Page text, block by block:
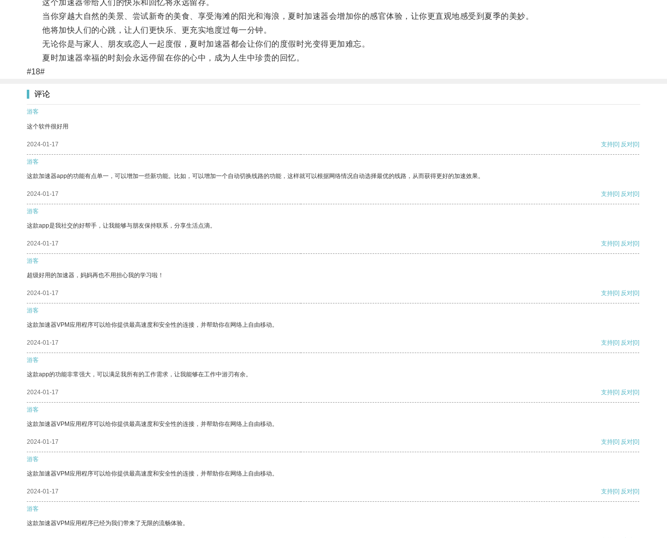
这个加速器带给人们的快乐和回忆将永远留存。
当你穿越大自然的美景、尝试新奇的美食、享受海滩的阳光和海浪，夏时加速器会增加你的感官体验，让你更直观地感受到夏季的美妙。
他将加快人们的心跳，让人们更快乐、更充实地度过每一分钟。
无论你是与家人、朋友或恋人一起度假，夏时加速器都会让你们的度假时光变得更加难忘。
夏时加速器幸福的时刻会永远停留在你的心中，成为人生中珍贵的回忆。
#18#
评论
游客
这个软件很好用
2024-01-17 支持[0] 反对[0]
游客
这款加速器app的功能有点单一，可以增加一些新功能。比如，可以增加一个自动切换线路的功能，这样就可以根据网络情况自动选择最优的线路，从而获得更好的加速效果。
2024-01-17 支持[0] 反对[0]
游客
这款app是我社交的好帮手，让我能够与朋友保持联系，分享生活点滴。
2024-01-17 支持[0] 反对[0]
游客
超级好用的加速器，妈妈再也不用担心我的学习啦！
2024-01-17 支持[0] 反对[0]
游客
这款加速器VPM应用程序可以给你提供最高速度和安全性的连接，并帮助你在网络上自由移动。
2024-01-17 支持[0] 反对[0]
游客
这款app的功能非常强大，可以满足我所有的工作需求，让我能够在工作中游刃有余。
2024-01-17 支持[0] 反对[0]
游客
这款加速器VPM应用程序可以给你提供最高速度和安全性的连接，并帮助你在网络上自由移动。
2024-01-17 支持[0] 反对[0]
游客
这款加速器VPM应用程序可以给你提供最高速度和安全性的连接，并帮助你在网络上自由移动。
2024-01-17 支持[0] 反对[0]
游客
这款加速器VPM应用程序已经为我们带来了无限的流畅体验。